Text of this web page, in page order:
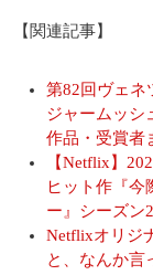
【関連記事】
第82回ヴェネ
ジャームッシ
作品・受賞者
【Netflix】
ヒット作『今
ー』シーズン
Netflixオリジ
と、なんか言